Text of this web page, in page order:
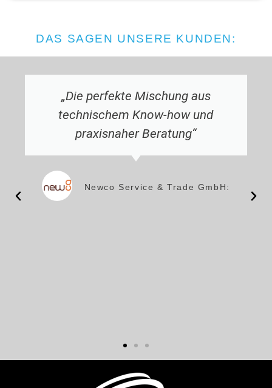
DAS SAGEN UNSERE KUNDEN:
„Die perfekte Mischung aus
technischem Know-how und
praxisnaher Beratung“
Newco Service & Trade GmbH: